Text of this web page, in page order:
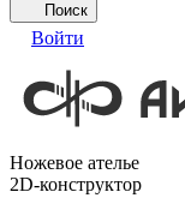
Поиск
Войти
Ножевое ателье
2D-конструктор